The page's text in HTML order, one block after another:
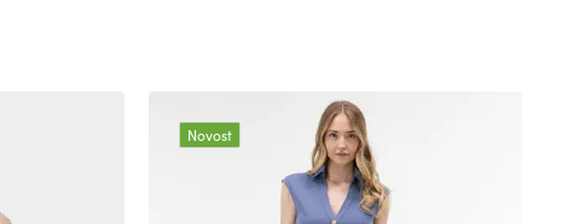
Novost